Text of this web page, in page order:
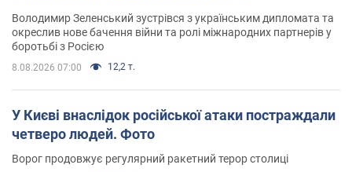
Володимир Зеленський зустрівся з українським дипломата та
окреслив нове бачення війни та ролі міжнародних партнерів у
боротьбі з Росією
8.08.2026 07:00 12,2 т.
У Києві внаслідок російської атаки постраждали
четверо людей. Фото
Ворог продовжує регулярний ракетний терор столиці